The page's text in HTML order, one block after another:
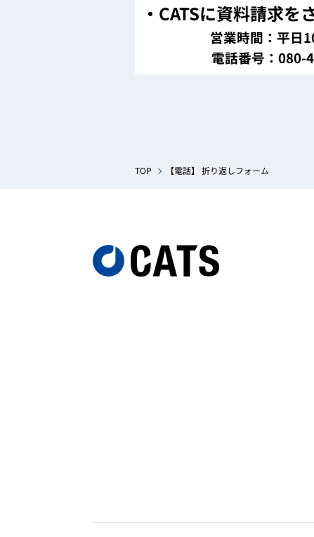
・CATSに資料請求を
営業時間：平日
電話番号：080-
TOP 【電話】 折り返しフォーム